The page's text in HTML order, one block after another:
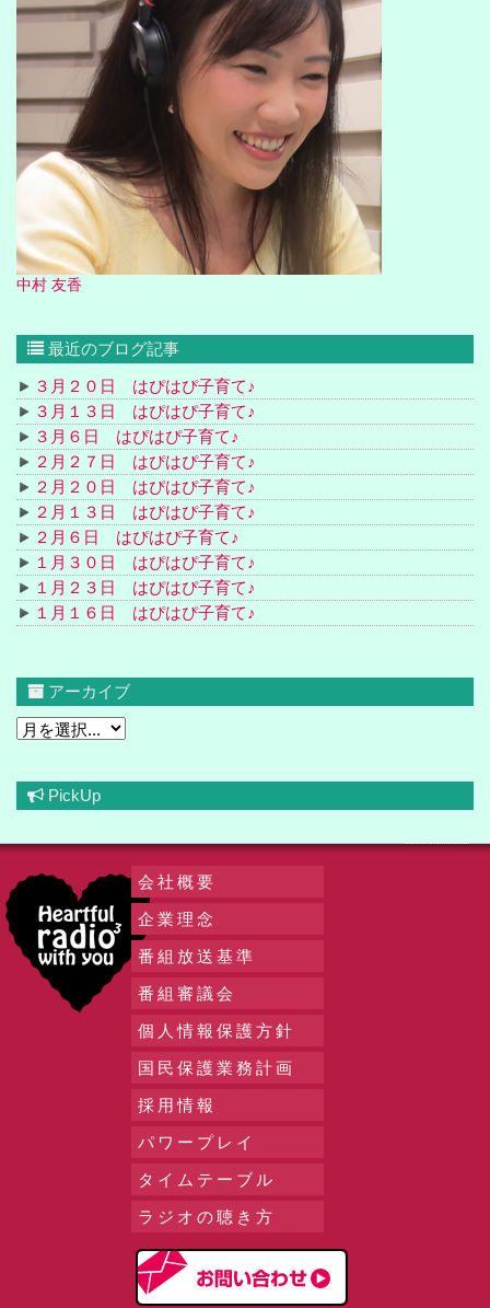
中村 友香
最近のブログ記事
３月２０日 はぴはぴ子育て♪
３月１３日 はぴはぴ子育て♪
３月６日 はぴはぴ子育て♪
２月２７日 はぴはぴ子育て♪
２月２０日 はぴはぴ子育て♪
２月１３日 はぴはぴ子育て♪
２月６日 はぴはぴ子育て♪
１月３０日 はぴはぴ子育て♪
１月２３日 はぴはぴ子育て♪
１月１６日 はぴはぴ子育て♪
アーカイブ
PickUp
会社概要
企業理念
番組放送基準
番組審議会
個人情報保護方針
国民保護業務計画
採用情報
パワープレイ
タイムテーブル
ラジオの聴き方